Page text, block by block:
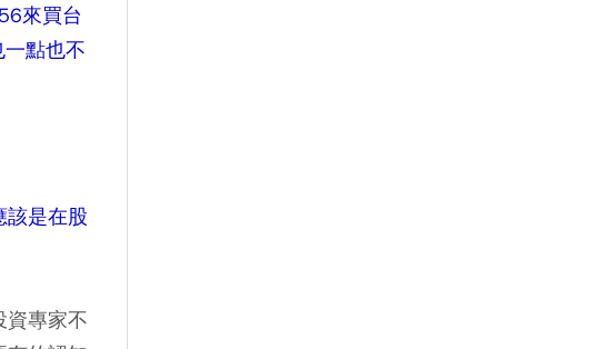
來買台
點也不
該是在股
資專家不